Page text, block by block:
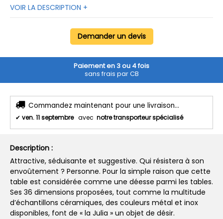
VOIR LA DESCRIPTION +
Demander un devis
Paiement en 3 ou 4 fois
sans frais par CB
Commandez maintenant pour une livraison...
✔ ven. 11 septembre avec notre transporteur spécialisé
Description :
Attractive, séduisante et suggestive. Qui résistera à son
envoûtement ? Personne. Pour la simple raison que cette
table est considérée comme une déesse parmi les tables.
Ses 36 dimensions proposées, tout comme la multitude
d’échantillons céramiques, des couleurs métal et inox
disponibles, font de « la Julia » un objet de désir.